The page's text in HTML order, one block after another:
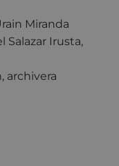
Miranda
Salazar Irusta,
archivera